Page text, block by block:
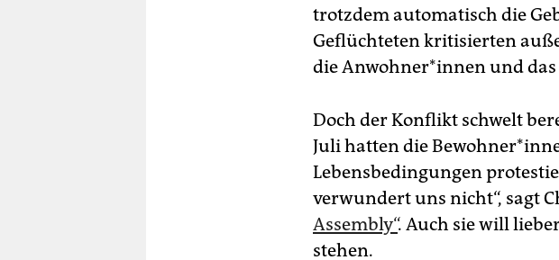
trotzdem automatisch die
Geflüchteten kritisierten
die An­woh­ne­r*in­nen und
Doch der Konflikt schwelt
Juli hatten die
Lebensbedingungen
verwundert uns nicht“, sagt
Assembly“. Auch sie will
stehen.